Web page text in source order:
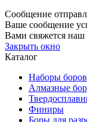
Сообщение
Ваше сообщение
Вами свяжется наш
Закрыть окно
Каталог
Наборы боров
Алмазные
Финиры